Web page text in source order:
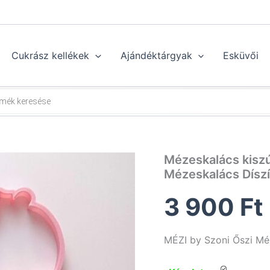
Cukrász kellékek Ajándéktárgyak Esküvői
Mézeskalács
Mézeskalács
3 900 Ft
MÉZI by Szoni Őszi